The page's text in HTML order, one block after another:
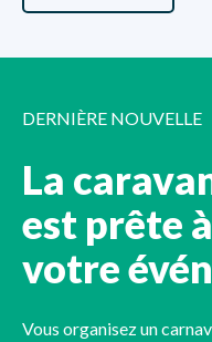
DERNIÈRE NOUVELLE
La
est prête
votre
Vous organisez un